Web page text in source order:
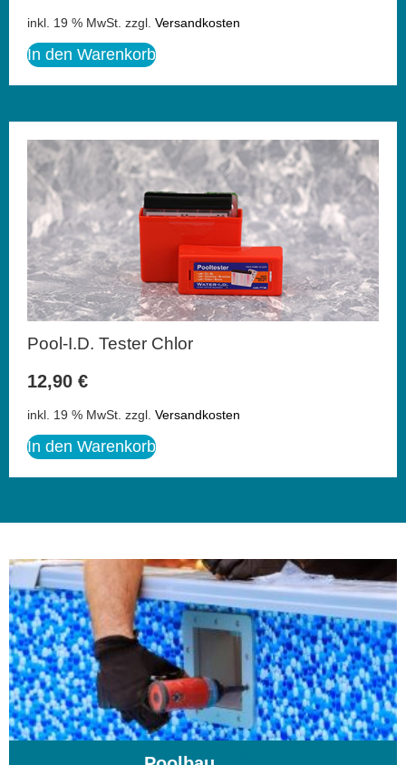
inkl. 19 % MwSt. zzgl. Versandkosten
In den Warenkorb
Pool-I.D. Tester Chlor
12,90 €
inkl. 19 % MwSt. zzgl. Versandkosten
In den Warenkorb